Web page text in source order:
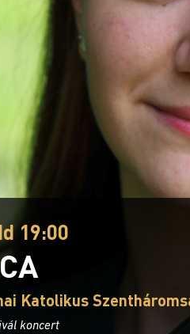
19:00
Katolikus
koncert